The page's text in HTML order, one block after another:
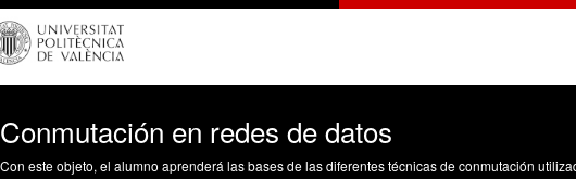
Conmutación en redes de datos